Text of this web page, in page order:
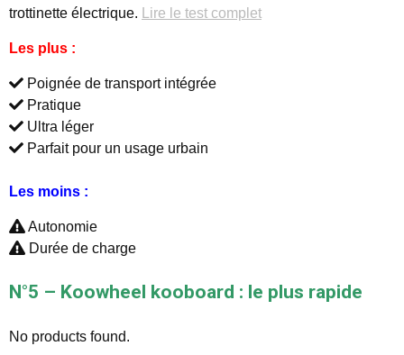
trottinette électrique.
Lire le test complet
Les plus :
Poignée de transport intégrée
Pratique
Ultra léger
Parfait pour un usage urbain
Les moins :
Autonomie
Durée de charge
N°5 – Koowheel kooboard : le plus rapide
No products found.